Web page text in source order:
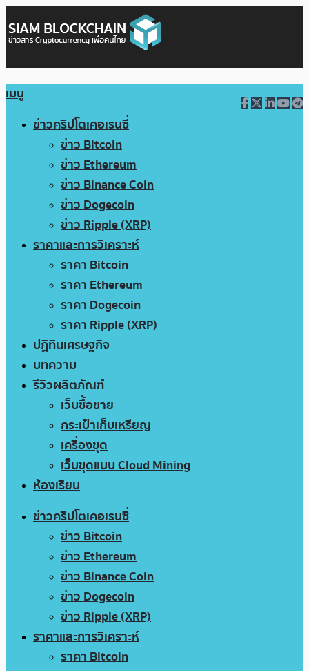
เมนู
ข่าวคริปโตเคอเรนซี่
ข่าว Bitcoin
ข่าว Ethereum
ข่าว Binance Coin
ข่าว Dogecoin
ข่าว Ripple (XRP)
ราคาและการวิเคราะห์
ราคา Bitcoin
ราคา Ethereum
ราคา Dogecoin
ราคา Ripple (XRP)
ปฏิทินเศรษฐกิจ
บทความ
รีวิวผลิตภัณฑ์
เว็บซื้อขาย
กระเป๋าเก็บเหรียญ
เครื่องขุด
เว็บขุดแบบ Cloud Mining
ห้องเรียน
ข่าวคริปโตเคอเรนซี่
ข่าว Bitcoin
ข่าว Ethereum
ข่าว Binance Coin
ข่าว Dogecoin
ข่าว Ripple (XRP)
ราคาและการวิเคราะห์
ราคา Bitcoin